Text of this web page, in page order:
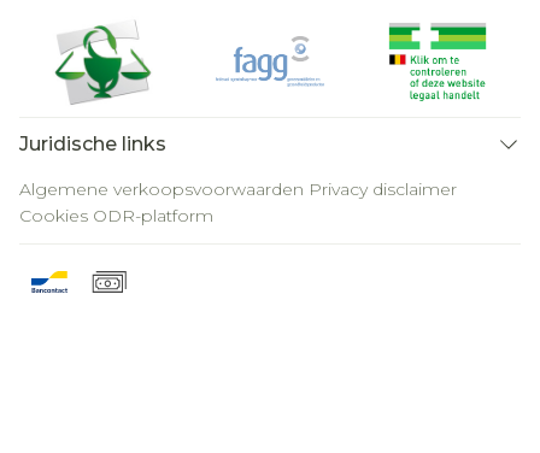
Juridische links
Algemene verkoopsvoorwaarden Privacy disclaimer
Cookies ODR-platform